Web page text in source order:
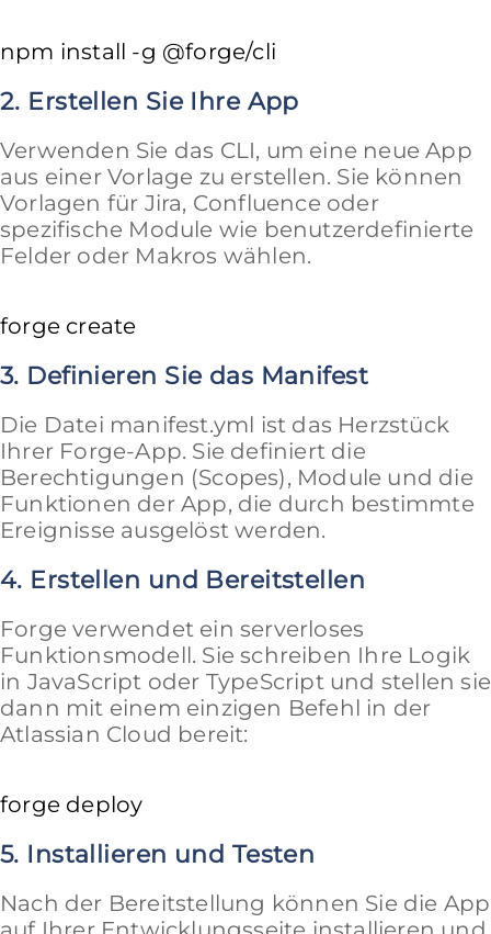
2. Erstellen Sie Ihre App
Verwenden Sie das CLI, um eine neue App
aus einer Vorlage zu erstellen. Sie können
Vorlagen für Jira, Confluence oder
spezifische Module wie benutzerdefinierte
Felder oder Makros wählen.
3. Definieren Sie das Manifest
Die Datei manifest.yml ist das Herzstück
Ihrer Forge-App. Sie definiert die
Berechtigungen (Scopes), Module und die
Funktionen der App, die durch bestimmte
Ereignisse ausgelöst werden.
4. Erstellen und Bereitstellen
Forge verwendet ein serverloses
Funktionsmodell. Sie schreiben Ihre Logik
in JavaScript oder TypeScript und stellen sie
dann mit einem einzigen Befehl in der
Atlassian Cloud bereit:
5. Installieren und Testen
Nach der Bereitstellung können Sie die App